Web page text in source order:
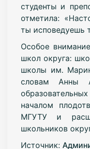
студенты и
отметила:
ты исповедуешь
Особое
школ округа:
школы им.
словам Анны
началом
МГУТУ и
школьников
Источник: